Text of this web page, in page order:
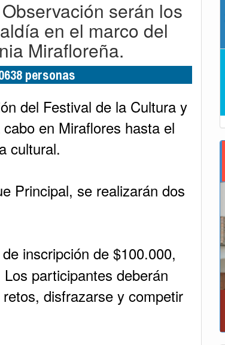
serán los
en el marco del
Mirafloreña.
personas
del Festival de la Cultura y
en Miraflores hasta el
cultural.
Principal, se realizarán dos
inscripción de $100.000,
participantes deberán
disfrazarse y competir